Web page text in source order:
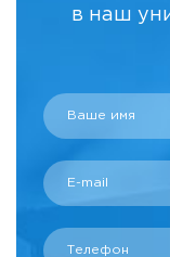
в наш
Ваше имя
E-mail
Телефон